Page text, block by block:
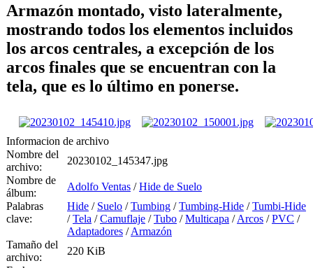
Armazón montado, visto lateralmente,
mostrando todos los elementos incluidos
los arcos centrales, a excepción de los
arcos finales que se encuentran con la
tela, que es lo último en ponerse.
Informacion de archivo
Nombre del
archivo:
20230102_145347.jpg
Nombre de
álbum:
Adolfo Ventas /Hide de Suelo
Palabras
clave:
Hide / Suelo /Tumbing /Tumbing-Hide /Tumbi-Hide
/Tela /Camuflaje /Tubo /Multicapa /Arcos /PVC /
Adaptadores /Armazón
Tamaño del
archivo:
220 KiB